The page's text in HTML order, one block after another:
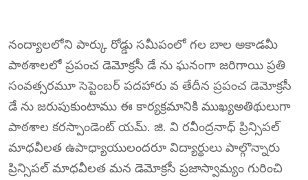
నంద్యాలలోని పార్కు రోడ్డు సమీపంలో గల బాల అకాడమీ
పాఠశాలలో ప్రపంచ డెమోక్రసీ డే ను ఘనంగా జరిగాయి ప్రతి
సంవత్సరమూ సెప్టెంబర్ పదహారు వ తేదీన ప్రపంచ డెమోక్రసీ
డే ను జరుపుకుంటాము ఈ కార్యక్రమానికి ముఖ్యఅతిథులుగా
పాఠశాల కరస్పాండెంట్ యమ్. జి. వి రవీంద్రనాధ్ ప్రిన్సిపల్
మాధవీలత ఉపాధ్యాయులందరూ విద్యార్థులు పాల్గొన్నారు
ప్రిన్సిపల్ మాధవీలత మన డెమోక్రసీ ప్రజాస్వామ్యం గురించి